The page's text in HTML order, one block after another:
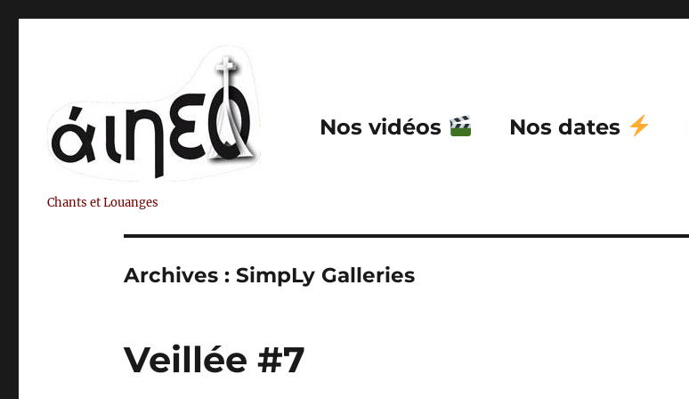
Chants et Louanges
Nos vidéos Nos dates
Archives :SimpLy Galleries
Veillée #7